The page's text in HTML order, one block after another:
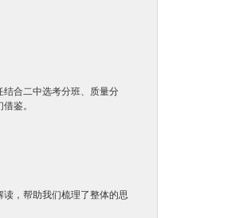
合二中选考分班、质量分
鉴。
，帮助我们梳理了整体的思